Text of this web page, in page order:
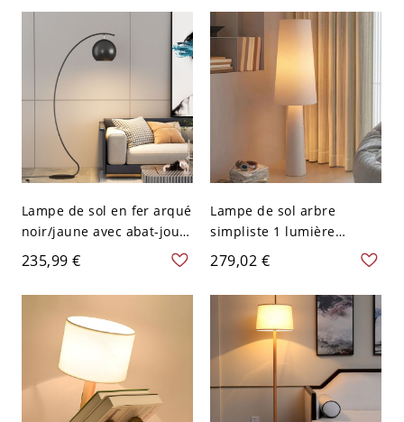
tambour, 71", 110V-120V
Lampe de sol en fer arqué
noir/jaune avec abat-jour
sphérique pour la maison
- Noir 110 V-120 V
235,99 €
Lampe de sol arbre
simpliste 1 lumière
adaptée pour
LED/incandescente/fluore
scente avec abat-jour en
tissu blanc usage
résidentiel, interrupteur
inclus, 110V-120V, 47,5"
279,02 €